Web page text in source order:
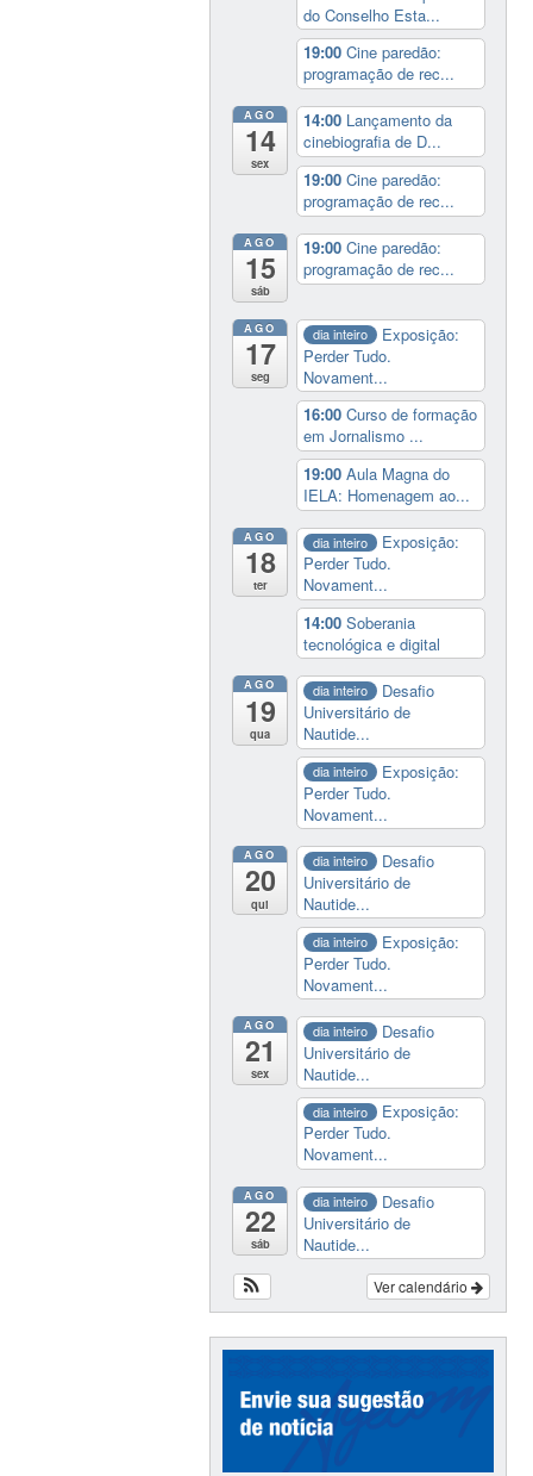
do Conselho Esta...
19:00Cine paredão:
programação de rec...
AGO
14
sex
14:00 Lançamento da
cinebiografia de D...
19:00Cine paredão:
programação de rec...
AGO
15
sáb
19:00Cine paredão:
programação de rec...
AGO
17
seg
dia inteiro
Exposição:
Perder Tudo.
Novament...
16:00Curso de formação
em Jornalismo ...
19:00Aula Magna do
IELA: Homenagem ao...
AGO
18
ter
dia inteiro
Exposição:
Perder Tudo.
Novament...
14:00Soberania
tecnológica e digital
AGO
19
qua
dia inteiro
Desafio
Universitário de
Nautide...
dia inteiro
Exposição:
Perder Tudo.
Novament...
AGO
20
qui
dia inteiro
Desafio
Universitário de
Nautide...
dia inteiro
Exposição:
Perder Tudo.
Novament...
AGO
21
sex
dia inteiro
Desafio
Universitário de
Nautide...
dia inteiro
Exposição:
Perder Tudo.
Novament...
AGO
22
sáb
dia inteiro
Desafio
Universitário de
Nautide...
Ver calendário